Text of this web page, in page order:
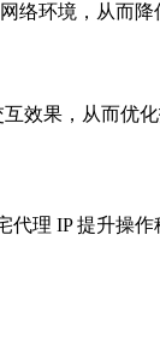
络环境，从而降
效果，从而优化
理 IP 提升操